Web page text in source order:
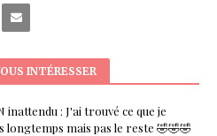
INTÉRESSER
inattendu : J'ai trouvé ce que je
longtemps mais pas le reste 🤣🤣🤣